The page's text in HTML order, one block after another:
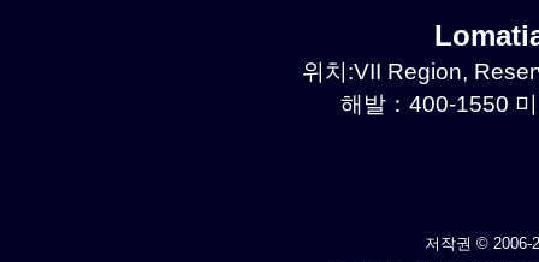
위치:VII Region,
해발：400-1550
저작권 © 2006-